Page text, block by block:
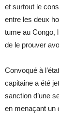
et sur­tout le
entre les deux
tume au Congo,
de le prou­ver
Convo­qué à
ca­pi­taine a été
sanc­tion d’une
en me­na­çant un